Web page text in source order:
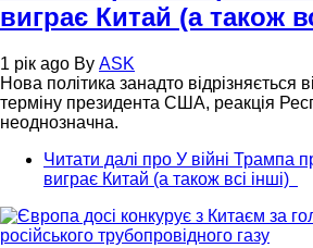
виграє Китай (а також
1 рік ago By ASK
Нова політика занадто відрізняється
терміну президента США, реакція
неоднозначна.
Читати далі про У війні Трампа
виграє Китай (а також всі інші)